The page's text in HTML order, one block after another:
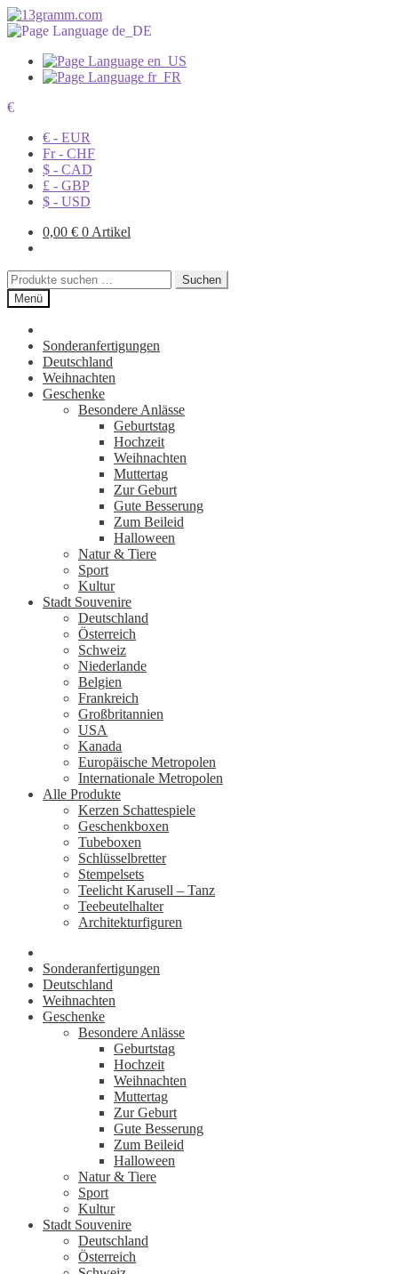
€
€ - EUR
Fr - CHF
$ - CAD
£ - GBP
$ - USD
0,00 € 0 Artikel
Suchen
nach:
Suchen
Menü
Sonderanfertigungen
Deutschland
Weihnachten
Geschenke
Besondere Anlässe
Geburtstag
Hochzeit
Weihnachten
Muttertag
Zur Geburt
Gute Besserung
Zum Beileid
Halloween
Natur & Tiere
Sport
Kultur
Stadt Souvenire
Deutschland
Österreich
Schweiz
Niederlande
Belgien
Frankreich
Großbritannien
USA
Kanada
Europäische Metropolen
Internationale Metropolen
Alle Produkte
Kerzen Schattespiele
Geschenkboxen
Tubeboxen
Schlüsselbretter
Stempelsets
Teelicht Karusell – Tanz
Teebeutelhalter
Architekturfiguren
Sonderanfertigungen
Deutschland
Weihnachten
Geschenke
Besondere Anlässe
Geburtstag
Hochzeit
Weihnachten
Muttertag
Zur Geburt
Gute Besserung
Zum Beileid
Halloween
Natur & Tiere
Sport
Kultur
Stadt Souvenire
Deutschland
Österreich